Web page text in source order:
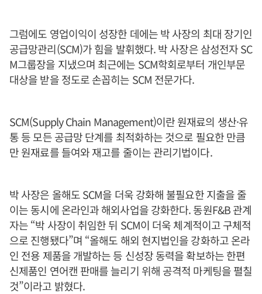
그럼에도 영업이익이 성장한 데에는 박 사장의 최대 장기인
공급망관리(SCM)가 힘을 발휘했다. 박 사장은 삼성전자 SC
M그룹장을 지냈으며 최근에는 SCM학회로부터 개인부문
대상을 받을 정도로 손꼽히는 SCM 전문가다.
SCM(Supply Chain Management)이란 원재료의 생산·유
통 등 모든 공급망 단계를 최적화하는 것으로 필요한 만큼
만 원재료를 들여와 재고를 줄이는 관리기법이다.
박 사장은 올해도 SCM을 더욱 강화해 불필요한 지출을 줄
이는 동시에 온라인과 해외사업을 강화한다. 동원F&B 관계
자는 “박 사장이 취임한 뒤 SCM이 더욱 체계적이고 구체적
으로 진행됐다”며 “올해도 해외 현지법인을 강화하고 온라
인 전용 제품을 개발하는 등 신성장 동력을 확보하는 한편
신제품인 연어캔 판매를 늘리기 위해 공격적 마케팅을 펼칠
것”이라고 밝혔다.